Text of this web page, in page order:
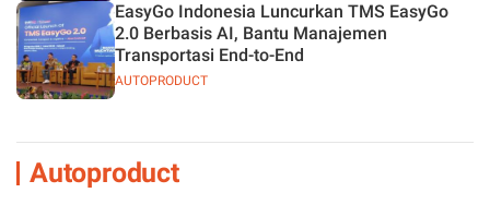
AUTOPRODUCT
EasyGo Indonesia Luncurkan TMS EasyGo
2.0 Berbasis AI, Bantu Manajemen
Transportasi End-to-End
Autoproduct